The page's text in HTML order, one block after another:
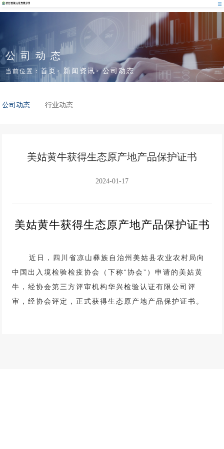
公司动态
当前位置：首页> 新闻资讯>公司动态
公司动态 行业动态
美姑黄牛获得生态原产地产品保护证书
2024-01-17
美姑黄牛获得生态原产地产品保护证书
近日，四川省凉山彝族自治州美姑县农业农村局向
中国出入境检验检疫协会（下称“协会”）申请的美姑黄
牛，经协会第三方评审机构华兴检验认证有限公司评
审，经协会评定，正式获得生态原产地产品保护证书。